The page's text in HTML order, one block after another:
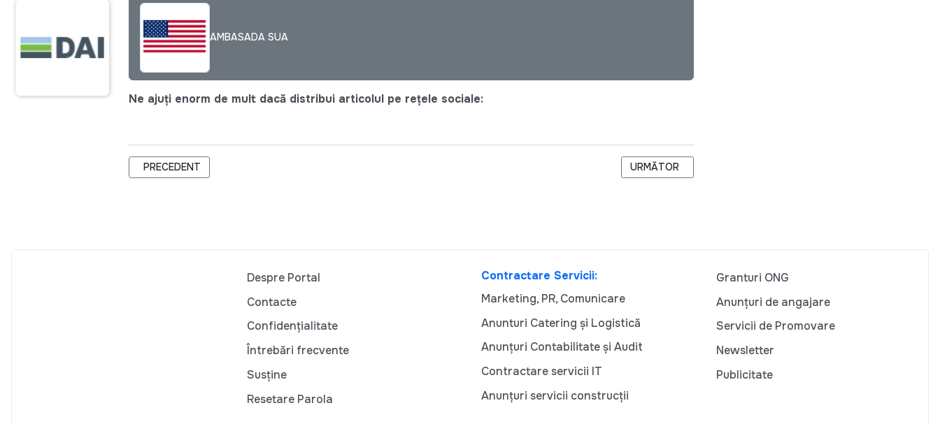
AMBASADA SUA
Ne ajuți enorm de mult dacă distribui articolul pe rețele sociale:
ARTICOL PRECEDENT: INNOSCHOOL, O NOUĂ INIȚIATIVĂ EDUCAȚIONALĂ LANSATĂ DE ASOCIAȚIA OBȘTEASCĂ PENTRU COPII ȘI TINERET „FĂCLIA” ȘI DIRECȚIA
PRECEDENT ARTICOLUL URMĂTOR: REPREZENTANTUL OSCE PENTRU
URMĂTOR
Despre Portal
Contacte
Confidențialitate
Întrebări frecvente
Susține
Resetare Parola
Contractare Servicii:
Marketing, PR, Comunicare
Anunturi Catering și Logistică
Anunțuri Contabilitate și Audit
Contractare servicii IT
Anunțuri servicii construcții
Granturi ONG
Anunțuri de angajare
Servicii de Promovare
Newsletter
Publicitate